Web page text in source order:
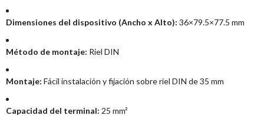
Dimensiones del dispositivo (Ancho x Alto): 36×79.5×77.5 mm
Método de montaje: Riel DIN
Montaje: Fácil instalación y fijación sobre riel DIN de 35 mm
Capacidad del terminal: 25 mm²